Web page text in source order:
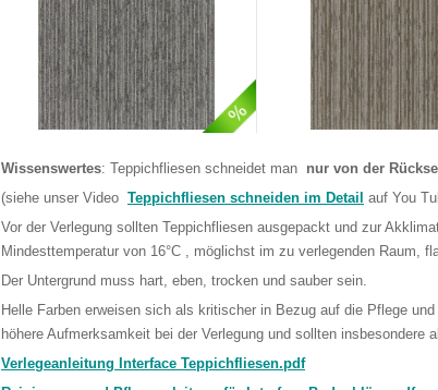
Wissenswertes: Teppichfliesen schneidet man nur von der
(siehe unser Video Teppichfliesen schneiden im Detail auf You
Vor der Verlegung sollten Teppichfliesen ausgepackt und zur
Mindesttemperatur von 16°C , möglichst im zu verlegenden Raum,
Der Untergrund muss hart, eben, trocken und sauber sein.
Helle Farben erweisen sich als kritischer in Bezug auf die Pflege
höhere Aufmerksamkeit bei der Verlegung und sollten
Verlegeanleitung Interface Teppichfliesen.pdf